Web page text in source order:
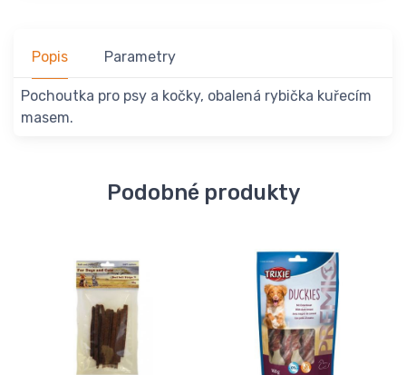
Popis Parametry
Pochoutka pro psy a kočky, obalená rybička kuřecím
masem.
Podobné produkty